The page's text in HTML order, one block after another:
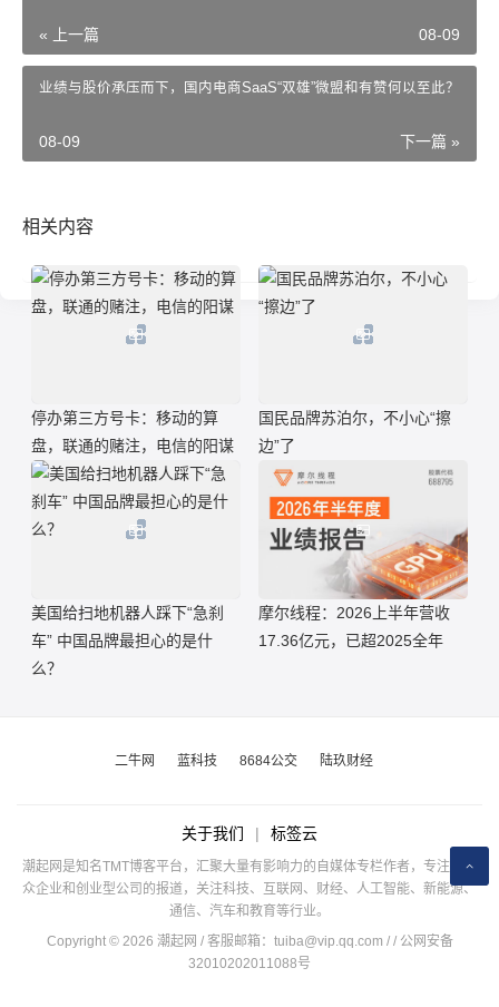
« 上一篇 08-09
业绩与股价承压而下，国内电商SaaS“双雄”微盟和有赞何以至此？
下一篇 »
08-09
相关内容
停办第三方号卡：移动的算
盘，联通的赌注，电信的阳谋
国民品牌苏泊尔，不小心“擦
边”了
美国给扫地机器人踩下“急刹
车” 中国品牌最担心的是什
么？
摩尔线程：2026上半年营收
17.36亿元，已超2025全年
二牛网 蓝科技 8684公交 陆玖财经
关于我们 | 标签云
潮起网是知名TMT博客平台，汇聚大量有影响力的自媒体专栏作者，专注于公
众企业和创业型公司的报道，关注科技、互联网、财经、人工智能、新能源、
通信、汽车和教育等行业。
Copyright © 2026 潮起网 / 客服邮箱： tuiba@vip.qq.com / / 公网安备
32010202011088号